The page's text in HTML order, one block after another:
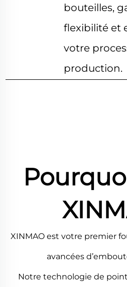
bouteilles,
flexibilité et
votre
production.
XINMAO est votre premier
avancées
Notre technologie de